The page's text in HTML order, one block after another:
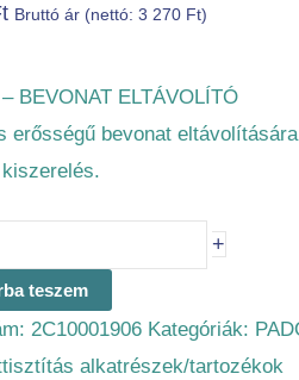
Bruttó ár (nettó: 3 270 Ft)
– BEVONAT ELTÁVOLÍTÓ
erősségű bevonat
+
teszem
2C10001906 Kategóriák:
alkatrészek/tartozékok